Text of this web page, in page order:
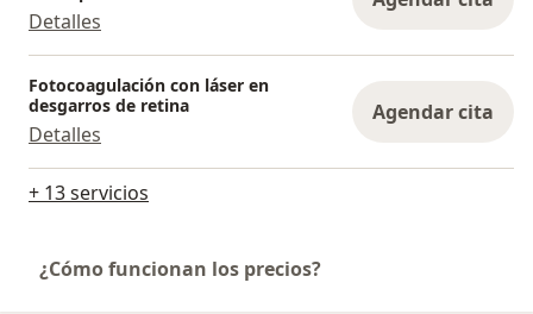
Detalles
Fotocoagulación con láser en
desgarros de retina
Detalles
Agendar cita
+ 13 servicios
¿Cómo funcionan los precios?